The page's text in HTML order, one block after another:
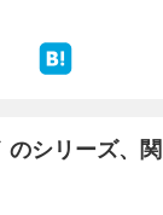
のシリーズ、関